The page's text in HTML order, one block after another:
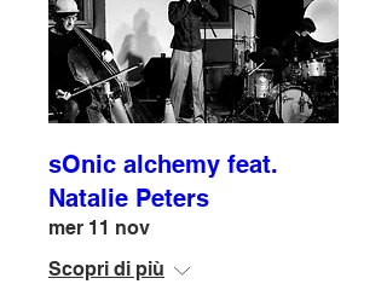
sOnic alchemy feat.
Natalie Peters
mer 11 nov
Scopri di più